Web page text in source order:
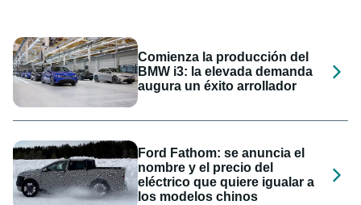
Comienza la producción del
BMW i3: la elevada demanda
augura un éxito arrollador
Ford Fathom: se anuncia el
nombre y el precio del
eléctrico que quiere igualar a
los modelos chinos